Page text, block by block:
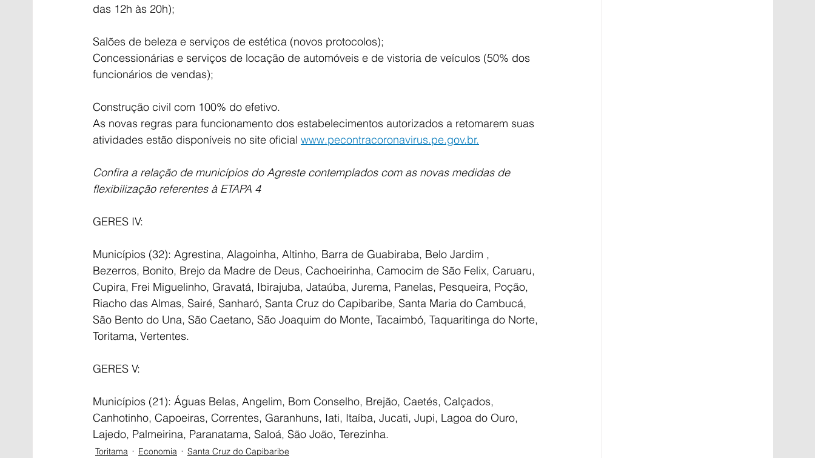
das 12h às 20h);
Salões de beleza e serviços de estética (novos protocolos);
Concessionárias e serviços de locação de automóveis e de vistoria de veículos (50% dos
funcionários de vendas);
Construção civil com 100% do efetivo.
As novas regras para funcionamento dos estabelecimentos autorizados a retomarem suas
atividades estão disponíveis no site oficial www.pecontracoronavirus.pe.gov.br.
Confira a relação de municípios do Agreste contemplados com as novas medidas de
flexibilização referentes à ETAPA 4
GERES IV:
Municípios (32): Agrestina, Alagoinha, Altinho, Barra de Guabiraba, Belo Jardim ,
Bezerros, Bonito, Brejo da Madre de Deus, Cachoeirinha, Camocim de São Felix, Caruaru,
Cupira, Frei Miguelinho, Gravatá, Ibirajuba, Jataúba, Jurema, Panelas, Pesqueira, Poção,
Riacho das Almas, Sairé, Sanharó, Santa Cruz do Capibaribe, Santa Maria do Cambucá,
São Bento do Una, São Caetano, São Joaquim do Monte, Tacaimbó, Taquaritinga do Norte,
Toritama, Vertentes.
GERES V:
Municípios (21): Águas Belas, Angelim, Bom Conselho, Brejão, Caetés, Calçados,
Canhotinho, Capoeiras, Correntes, Garanhuns, Iati, Itaíba, Jucati, Jupi, Lagoa do Ouro,
Lajedo, Palmeirina, Paranatama, Saloá, São João, Terezinha.
Toritama Economia Santa Cruz do Capibaribe